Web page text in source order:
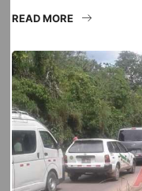
READ MORE